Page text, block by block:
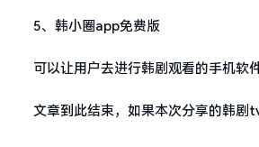
5、韩小圈app免费版
可以让用户去进行韩剧观看的手机软
文章到此结束，如果本次分享的韩剧